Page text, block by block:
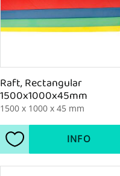
Raft, Rectangular
1500x1000x45mm
1500 x 1000 x 45 mm
Lägg till i favoriter
INFO